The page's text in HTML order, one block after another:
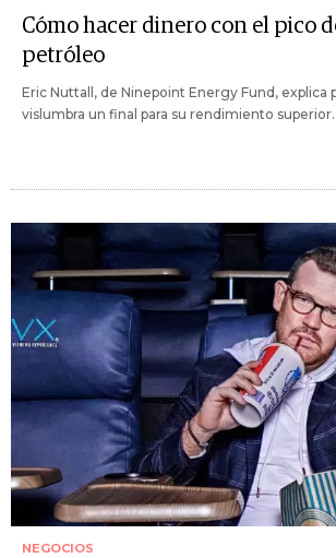
Cómo hacer dinero con el pico
petróleo
Eric Nuttall, de Ninepoint Energy Fund, explica
vislumbra un final para su rendimiento superior.
NEGOCIOS